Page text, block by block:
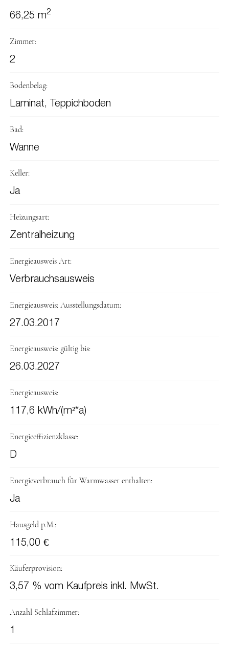
66,25 m2
Zimmer:
2
Bodenbelag:
Laminat, Teppichboden
Bad:
Wanne
Keller:
Ja
Heizungsart:
Zentralheizung
Energieausweis Art:
Verbrauchsausweis
Energieausweis: Ausstellungsdatum:
27.03.2017
Energieausweis: gültig bis:
26.03.2027
Energieausweis:
117,6 kWh/(m²*a)
Energieeffizienzklasse:
D
Energieverbrauch für Warmwasser enthalten:
Ja
Hausgeld p.M.:
115,00 €
Käuferprovision:
3,57 % vom Kaufpreis inkl. MwSt.
Anzahl Schlafzimmer:
1